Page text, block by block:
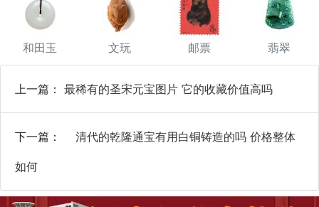
和田玉 文玩 邮票 翡翠
上一篇： 最稀有的圣宋元宝图片 它的收藏价值高吗
下一篇： 清代的乾隆通宝有用白铜铸造的吗 价格整体
如何